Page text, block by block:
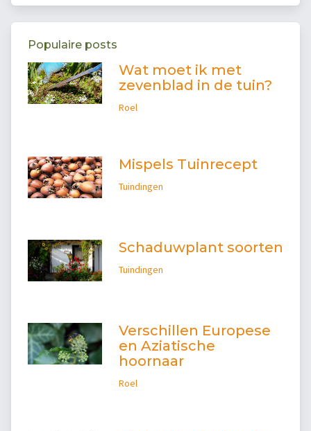
Populaire posts
Wat moet ik met
zevenblad in de tuin?
Roel
Mispels Tuinrecept
Tuindingen
Schaduwplant soorten
Tuindingen
Verschillen Europese
en Aziatische
hoornaar
Roel